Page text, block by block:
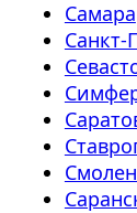
Самара
Санкт-